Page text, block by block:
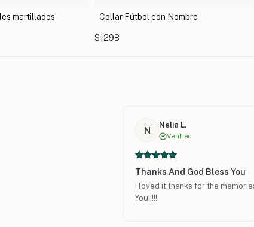
Fútbol con Nombre Aretes de
N
Nelia L.
Verified
Thanks And God Bless You
I loved it thanks for the
You!!!!!